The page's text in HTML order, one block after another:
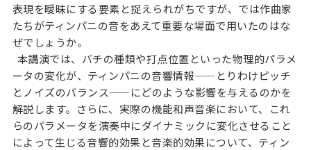
表現を曖昧にする要素と捉えられがちですが、では作曲家
たちがティンパニの音をあえて重要な場面で用いたのはな
ぜでしょうか。
本講演では、バチの種類や打点位置といった物理的パラメ
ータの変化が、ティンパニの音響情報——とりわけピッチ
とノイズのバランス——にどのような影響を与えるのかを
解説します。さらに、実際の機能和声音楽において、これ
らのパラメータを演奏中にダイナミックに変化させること
によって生じる音響的効果と音楽的効果について、ティン